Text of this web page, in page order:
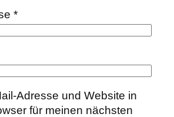
*
Adresse und Website in
für meinen nächsten